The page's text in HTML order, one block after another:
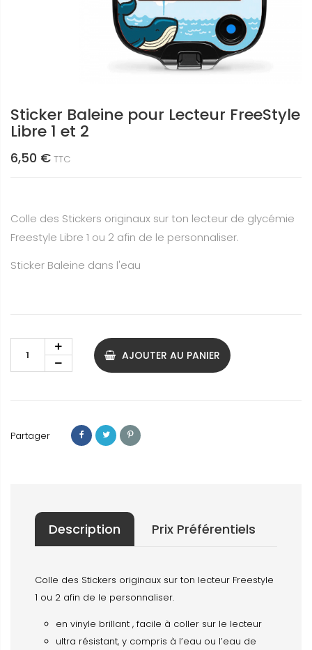
Sticker Baleine pour Lecteur FreeStyle
Libre 1 et 2
6,50 € TTC
Colle des Stickers originaux sur ton lecteur de glycémie
Freestyle Libre 1 ou 2 afin de le personnaliser.
Sticker Baleine dans l'eau
AJOUTER AU PANIER
Partager
Description Prix Préférentiels
Colle des Stickers originaux sur ton lecteur Freestyle
1 ou 2 afin de le personnaliser.
en vinyle brillant , facile à coller sur le lecteur
ultra résistant, y compris à l’eau ou l’eau de